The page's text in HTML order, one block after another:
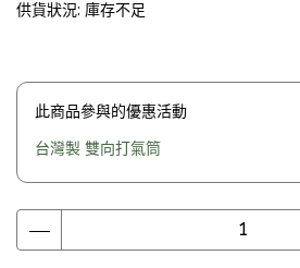
供貨狀況: 庫存不足
此商品參與的優惠活動
台灣製 雙向打氣筒